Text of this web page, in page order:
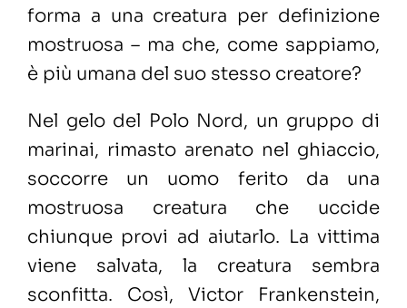
forma a una creatura per definizione
mostruosa – ma che, come sappiamo,
è più umana del suo stesso creatore?
Nel gelo del Polo Nord, un gruppo di
marinai, rimasto arenato nel ghiaccio,
soccorre un uomo ferito da una
mostruosa creatura che uccide
chiunque provi ad aiutarlo. La vittima
viene salvata, la creatura sembra
sconfitta. Così, Victor Frankenstein,